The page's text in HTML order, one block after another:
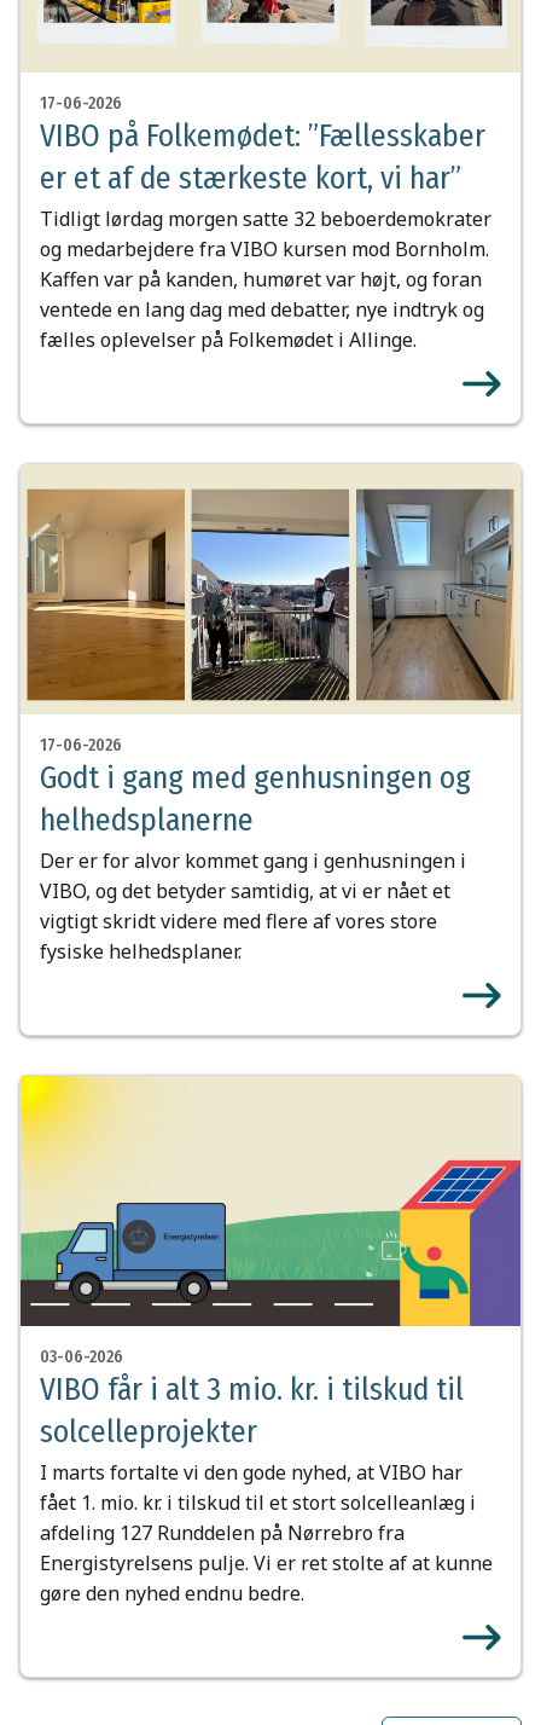
17-06-2026
VIBO på Folkemødet: ”Fællesskaber
er et af de stærkeste kort, vi har”
Tidligt lørdag morgen satte 32 beboerdemokrater
og medarbejdere fra VIBO kursen mod Bornholm.
Kaffen var på kanden, humøret var højt, og foran
ventede en lang dag med debatter, nye indtryk og
fælles oplevelser på Folkemødet i Allinge.
17-06-2026
Godt i gang med genhusningen og
helhedsplanerne
Der er for alvor kommet gang i genhusningen i
VIBO, og det betyder samtidig, at vi er nået et
vigtigt skridt videre med flere af vores store
fysiske helhedsplaner.
03-06-2026
VIBO får i alt 3 mio. kr. i tilskud til
solcelleprojekter
I marts fortalte vi den gode nyhed, at VIBO har
fået 1. mio. kr. i tilskud til et stort solcelleanlæg i
afdeling 127 Runddelen på Nørrebro fra
Energistyrelsens pulje. Vi er ret stolte af at kunne
gøre den nyhed endnu bedre.